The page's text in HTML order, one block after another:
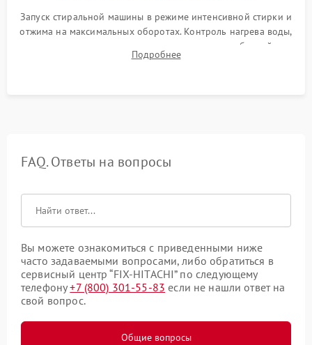
Запуск стиральной машины в режиме интенсивной стирки и
отжима на максимальных оборотах. Контроль нагрева воды,
корректности слива, отсутствия излишних вибраций,
посторонних стуков и протечек под корпусом.
Подробнее
FAQ. Ответы на вопросы
Вы можете ознакомиться с приведенными ниже
часто задаваемыми вопросами, либо обратиться в
сервисный центр “FIX-HITACHI” по следующему
телефону+7 (800) 301-55-83 если не нашли ответ на
свой вопрос.
Общие вопросы